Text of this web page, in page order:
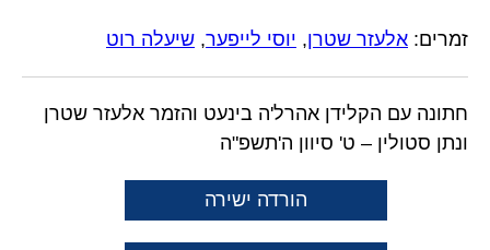
זמרים: אלעזר שטרן, יוסי לייפער, שיעלה רוט
חתונה עם הקלידן אהרל'ה בינעט והזמר אלעזר שטרן
ונתן סטולין – ט' סיוון ה'תשפ"ה
הורדה ישירה